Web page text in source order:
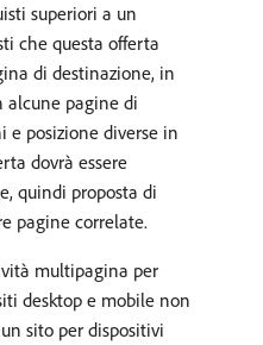
superiori a un
che questa offerta
di destinazione, in
alcune pagine di
e posizione diverse in
dovrà essere
quindi proposta di
pagine correlate.
multipagina per
desktop e mobile non
sito per dispositivi